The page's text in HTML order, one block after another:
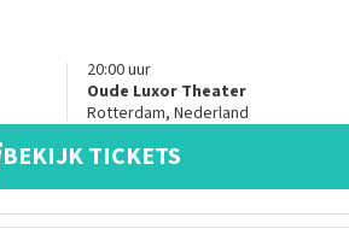
20:00uur
Oude Luxor Theater
Rotterdam, Nederland
BEKIJK TICKETS